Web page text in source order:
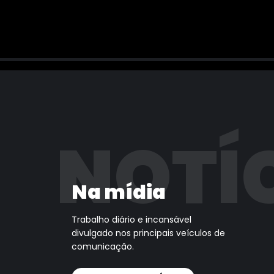
Na mídia
Trabalho diário e incansável
divulgado nos principais veículos de
comunicação.